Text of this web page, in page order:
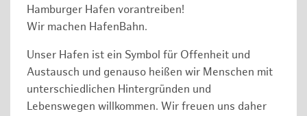
Hamburger Hafen vorantreiben!
Wir machen HafenBahn.
Unser Hafen ist ein Symbol für Offenheit und
Austausch und genauso heißen wir Menschen mit
unterschiedlichen Hintergründen und
Lebenswegen willkommen. Wir freuen uns daher